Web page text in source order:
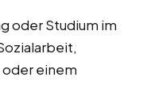
oder Studium im
einem